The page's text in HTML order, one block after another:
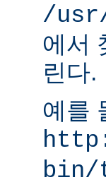
/
에서
린다.
예를